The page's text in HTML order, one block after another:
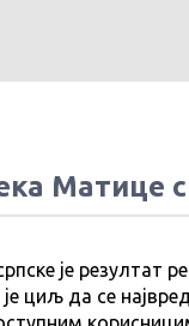
Матице
је резултат
циљ да се